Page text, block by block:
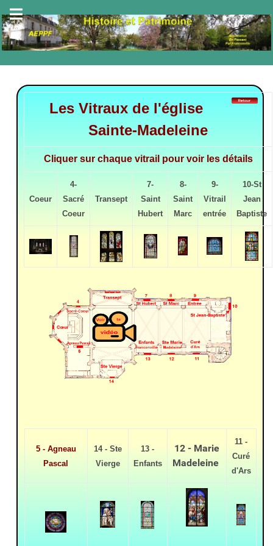
Les Vitraux de l'église
Sainte-Madeleine
Cliquer sur chaque vitrail pour voir les détails
Coeur
4-
Sacré
Coeur
Transept
7-
Saint
Hubert
8-
Saint
Marc
9-
Vitrail
entrée
10-St
Jean
Baptiste
5 - Agneau
Pascal
14 - Ste
Vierge
13 -
Enfants
12 - Marie
Madeleine
11 -
Curé
d'Ars